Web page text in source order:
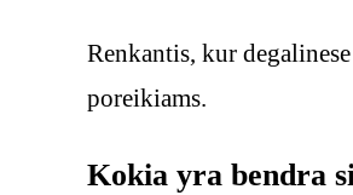
Renkantis, kur
poreikiams.
Kokia yra bendra